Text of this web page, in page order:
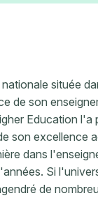
située
de son
Education
son excellence
dans
Si
de